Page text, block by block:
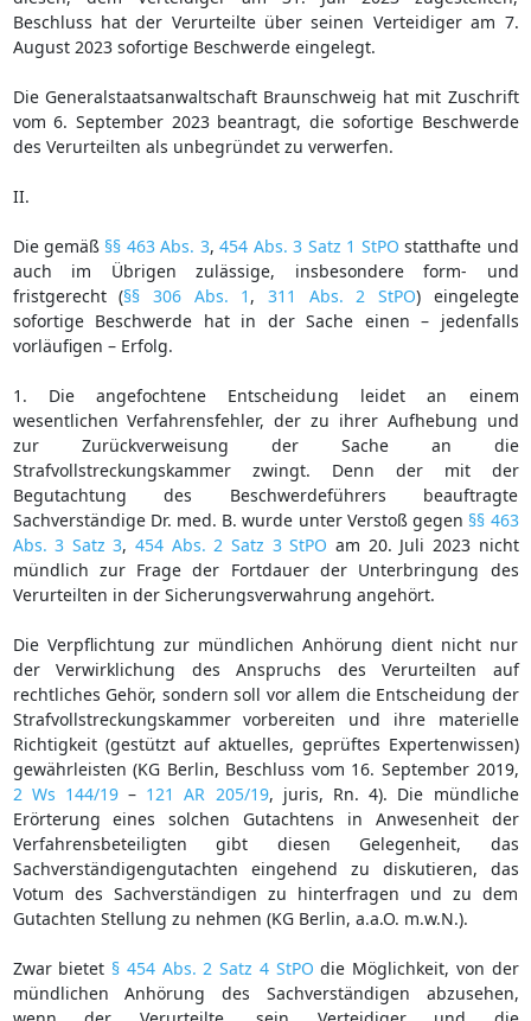
Beschluss hat der Verurteilte über seinen Verteidiger am 7.
August 2023 sofortige Beschwerde eingelegt.
Die Generalstaatsanwaltschaft Braunschweig hat mit Zuschrift
vom 6. September 2023 beantragt, die sofortige Beschwerde
des Verurteilten als unbegründet zu verwerfen.
II.
Die gemäß §§ 463 Abs. 3,454 Abs. 3 Satz 1 StPO statthafte und
auch im Übrigen zulässige, insbesondere form- und
fristgerecht (§§ 306 Abs. 1 , 311 Abs. 2 StPO) eingelegte
sofortige Beschwerde hat in der Sache einen – jedenfalls
vorläufigen – Erfolg.
1. Die angefochtene Entscheidung leidet an einem
wesentlichen Verfahrensfehler, der zu ihrer Aufhebung und
zur Zurückverweisung der Sache an die
Strafvollstreckungskammer zwingt. Denn der mit der
Begutachtung des Beschwerdeführers beauftragte
Sachverständige Dr. med. B. wurde unter Verstoß gegen §§ 463
Abs. 3 Satz 3,454 Abs. 2 Satz 3 StPO am 20. Juli 2023 nicht
mündlich zur Frage der Fortdauer der Unterbringung des
Verurteilten in der Sicherungsverwahrung angehört.
Die Verpflichtung zur mündlichen Anhörung dient nicht nur
der Verwirklichung des Anspruchs des Verurteilten auf
rechtliches Gehör, sondern soll vor allem die Entscheidung der
Strafvollstreckungskammer vorbereiten und ihre materielle
Richtigkeit (gestützt auf aktuelles, geprüftes Expertenwissen)
gewährleisten (KG Berlin, Beschluss vom 16. September 2019,
2 Ws 144/19– 121 AR 205/19, juris, Rn. 4). Die mündliche
Erörterung eines solchen Gutachtens in Anwesenheit der
Verfahrensbeteiligten gibt diesen Gelegenheit, das
Sachverständigengutachten eingehend zu diskutieren, das
Votum des Sachverständigen zu hinterfragen und zu dem
Gutachten Stellung zu nehmen (KG Berlin, a.a.O. m.w.N.).
Zwar bietet § 454 Abs. 2 Satz 4 StPO die Möglichkeit, von der
mündlichen Anhörung des Sachverständigen abzusehen,